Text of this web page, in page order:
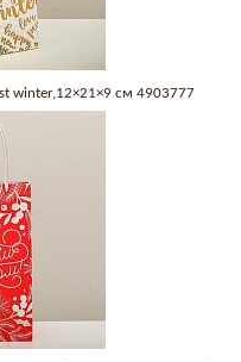
winter,12×21×9 см 4903777